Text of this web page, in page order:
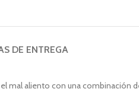
DE ENTREGA
mal aliento con una combinación